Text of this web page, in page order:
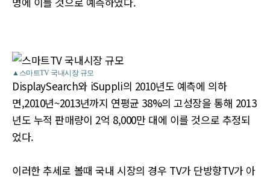
▲스마트TV 국내시장 규모
DisplaySearch와 iSuppli의 2010년도 예측에 의하
면,2010년~2013년까지 연평균 38%의 고성장을 통해 2013
년도 누적 판매량이 2억 8,000만 대에 이를 것으로 추정되
었다.
이러한 추세로 볼때 국내 시장의 경우 TV가 단방향TV가 아